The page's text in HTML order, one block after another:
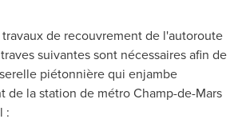
travaux de recouvrement de l'autoroute
suivantes sont nécessaires afin de
piétonnière qui enjambe
de la station de métro Champ-de-Mars
: